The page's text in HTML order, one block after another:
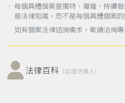
． 每個具體個案是獨特、複雜、持續
是法律知識，而不是每個具體個案的
如有個案法律諮詢需求，敬請洽詢專
法律百科 （認證法律人）